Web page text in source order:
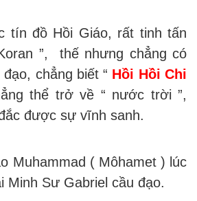
tín đồ Hồi Giáo, rất tinh tấn
”, thế nhưng chẳng có
chẳng biết “ Hồi Hồi Chi
thể trở về “ nước trời ”,
được sự vĩnh sanh.
Muhammad ( Môhamet ) lúc
Minh Sư Gabriel cầu đạo.